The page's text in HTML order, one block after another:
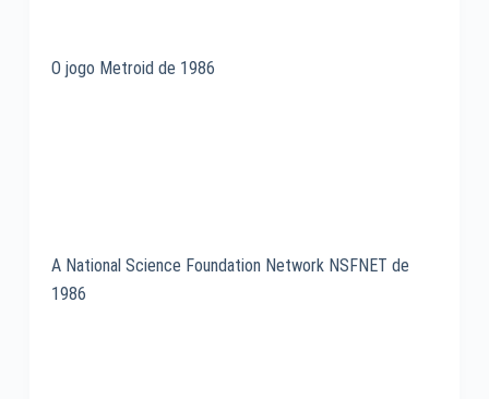
O jogo Metroid de 1986
A National Science Foundation Network NSFNET de
1986